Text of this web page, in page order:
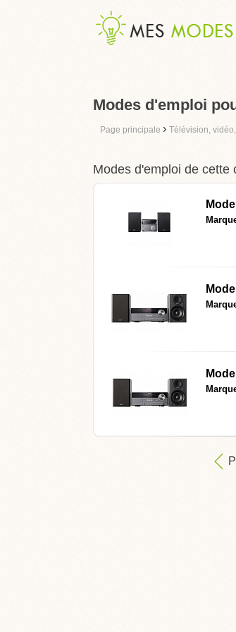
Modes d'emploi
Page principale › Télévision,
Modes d'emploi de cette